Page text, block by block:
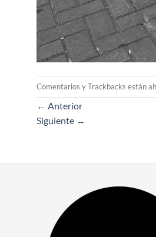
Comentarios y Trackbacks están
← Anterior
Siguiente →